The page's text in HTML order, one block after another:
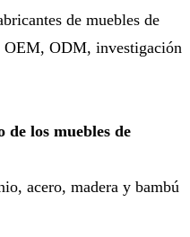
de muebles de
OEM, ODM, investigación
de los muebles de
acero, madera y bambú